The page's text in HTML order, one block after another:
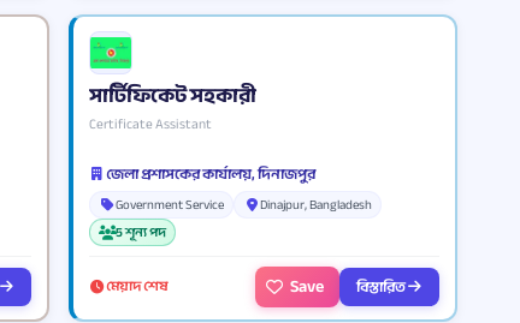
সার্টিফিকেট সহকারী
Certificate Assistant
জেলা প্রশাসকের কার্যালয়, দিনাজপুর
Government Service
Dinajpur, Bangladesh
5 শূন্য পদ
মেয়াদ শেষ Save বিস্তারিত